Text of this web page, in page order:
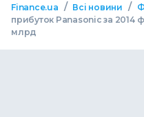
Finance.ua / Всі новини /
прибуток Panasonic за 2014
млрд